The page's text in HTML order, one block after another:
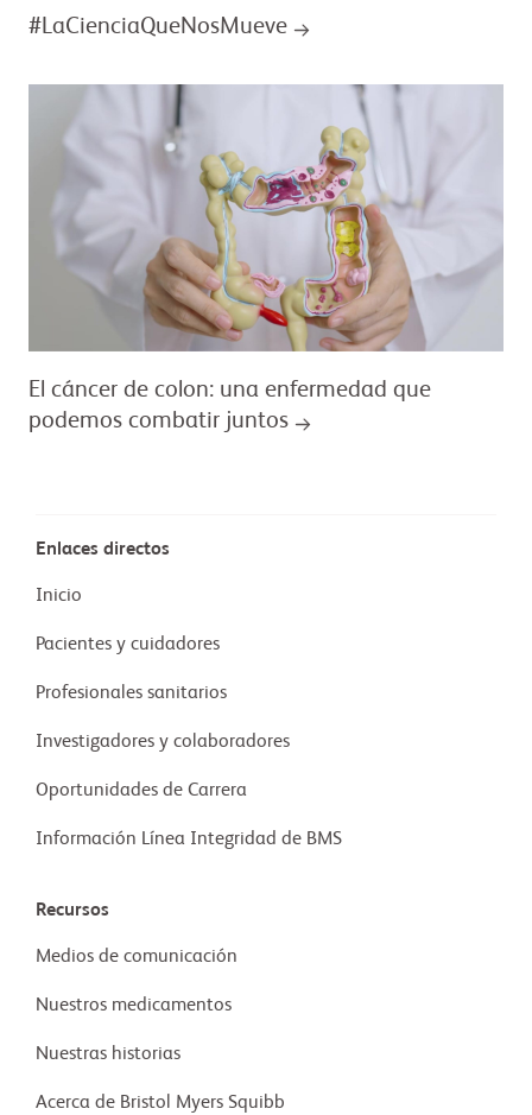
#LaCienciaQueNosMueve
El cáncer de colon: una enfermedad que
podemos combatir juntos
Enlaces directos
Inicio
Pacientes y cuidadores
Profesionales sanitarios
Investigadores y colaboradores
Oportunidades de Carrera
Información Línea Integridad de BMS
Recursos
Medios de comunicación
Nuestros medicamentos
Nuestras historias
Acerca de Bristol Myers Squibb